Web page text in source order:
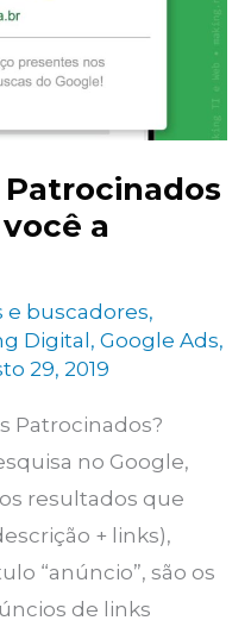
a
e buscadores,
Digital, Google Ads,
29, 2019
Patrocinados?
no Google,
resultados que
+ links),
“anúncio”, são os
de links